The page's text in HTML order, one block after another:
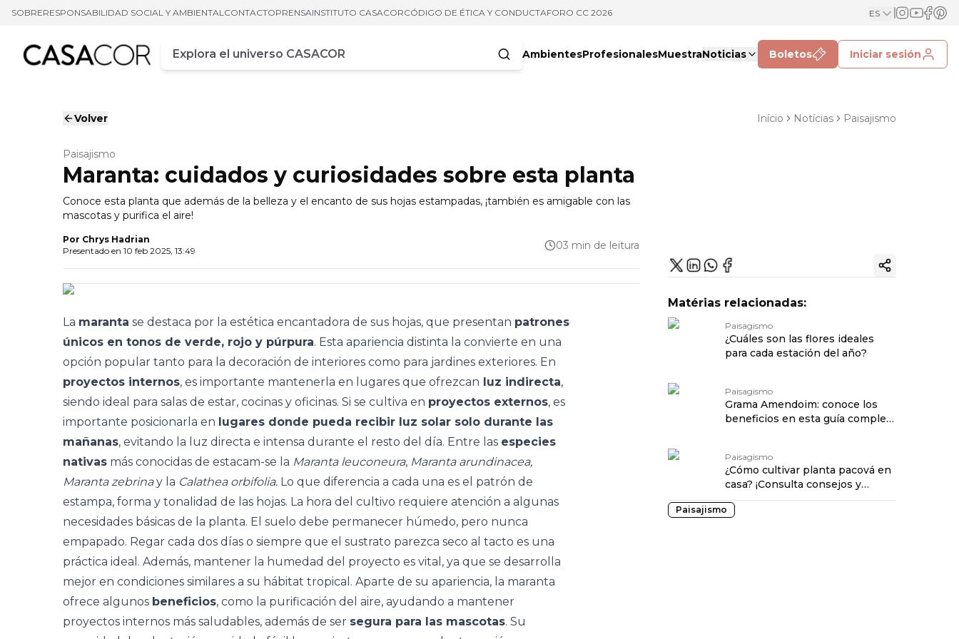
SOBRERESPONSABILIDAD SOCIAL Y AMBIENTALCONTACTOPRENSAINSTITUTO CASACORCÓDIGO DE ÉTICA Y CONDUCTAFORO CC 2026 ES
Campo de busca
Ingrese al menos tres caracteres
AmbientesProfesionalesMuestraNoticias Boletos Iniciar sesión
Volver Início Notícias Paisajismo
Paisajismo
Maranta: cuidados y curiosidades sobre esta planta
Conoce esta planta que además de la belleza y el encanto de sus hojas estampadas, ¡también es amigable con las
mascotas y purifica el aire!
Por Chrys Hadrian
Presentado en 10 feb 2025, 13:49 03 min de leitura
La maranta se destaca por la estética encantadora de sus hojas, que presentan patrones
únicos en tonos de verde, rojo y púrpura. Esta apariencia distinta la convierte en una
opción popular tanto para la decoración de interiores como para jardines exteriores. En
proyectos internos, es importante mantenerla en lugares que ofrezcan luz indirecta,
siendo ideal para salas de estar, cocinas y oficinas. Si se cultiva en proyectos externos, es
importante posicionarla en lugares donde pueda recibir luz solar solo durante las
mañanas, evitando la luz directa e intensa durante el resto del día. Entre las especies
nativas más conocidas de estacam-se la Maranta leuconeura, Maranta arundinacea,
Maranta zebrinay la Calathea orbifolia. Lo que diferencia a cada una es el patrón de
estampa, forma y tonalidad de las hojas. La hora del cultivo requiere atención a algunas
necesidades básicas de la planta. El suelo debe permanecer húmedo, pero nunca
empapado. Regar cada dos días o siempre que el sustrato parezca seco al tacto es una
práctica ideal. Además, mantener la humedad del proyecto es vital, ya que se desarrolla
mejor en condiciones similares a su hábitat tropical. Aparte de su apariencia, la maranta
ofrece algunos beneficios, como la purificación del aire, ayudando a mantener
proyectos internos más saludables, además de ser segura para las mascotas. Su
Copiar enlace
Matérias relacionadas:
Paisagismo
¿Cuáles son las flores ideales
para cada estación del año?
Paisagismo
Grama Amendoim: conoce los
beneficios en esta guía completa
Paisagismo
¿Cómo cultivar planta pacová en
casa? ¡Consulta consejos y
cuidados!
Paisajismo